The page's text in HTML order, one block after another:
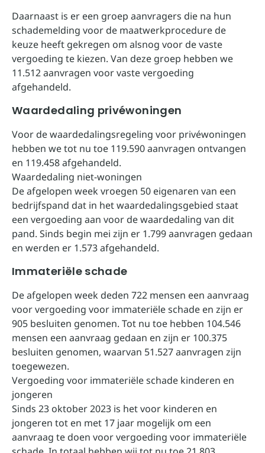
Daarnaast is er een groep aanvragers die na hun
schademelding voor de maatwerkprocedure de
keuze heeft gekregen om alsnog voor de vaste
vergoeding te kiezen. Van deze groep hebben we
11.512 aanvragen voor vaste vergoeding
afgehandeld.
Waardedaling privéwoningen
Voor de waardedalingsregeling voor privéwoningen
hebben we tot nu toe 119.590 aanvragen ontvangen
en 119.458 afgehandeld.
Waardedaling niet-woningen
De afgelopen week vroegen 50 eigenaren van een
bedrijfspand dat in het waardedalingsgebied staat
een vergoeding aan voor de waardedaling van dit
pand. Sinds begin mei zijn er 1.799 aanvragen gedaan
en werden er 1.573 afgehandeld.
Immateriële schade
De afgelopen week deden 722 mensen een aanvraag
voor vergoeding voor immateriële schade en zijn er
905 besluiten genomen. Tot nu toe hebben 104.546
mensen een aanvraag gedaan en zijn er 100.375
besluiten genomen, waarvan 51.527 aanvragen zijn
toegewezen.
Vergoeding voor immateriële schade kinderen en
jongeren
Sinds 23 oktober 2023 is het voor kinderen en
jongeren tot en met 17 jaar mogelijk om een
aanvraag te doen voor vergoeding voor immateriële